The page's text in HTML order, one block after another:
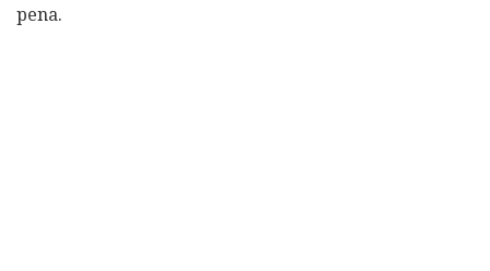
pena.